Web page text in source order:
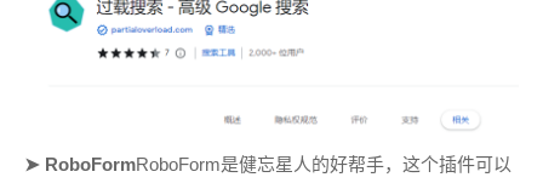
➤ RoboFormRoboForm是健忘星人的好帮手，这个插件可以